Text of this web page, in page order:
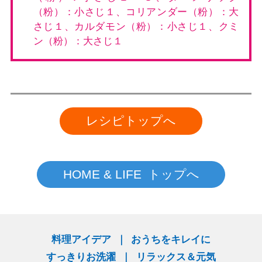
（粉）：小さじ１、コリアンダー（粉）：大
さじ１、カルダモン（粉）：小さじ１、クミ
ン（粉）：大さじ１
レシピトップへ
HOME & LIFE トップへ
料理アイデア
おうちをキレイに
すっきりお洗濯
リラックス＆元気